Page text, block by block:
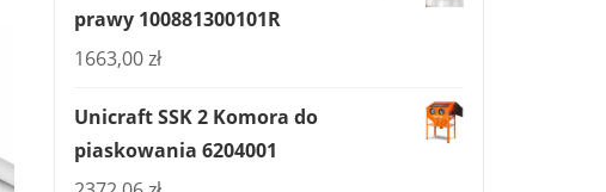
prawy 100881300101R
1663,00zł
Unicraft SSK 2 Komora do
piaskowania 6204001